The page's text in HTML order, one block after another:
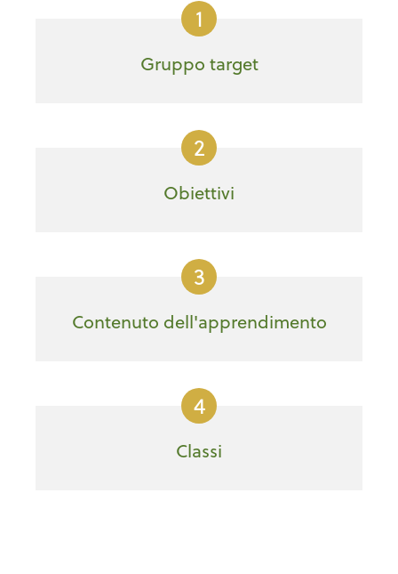
1
Gruppo target
2
Obiettivi
3
Contenuto dell'apprendimento
4
Classi